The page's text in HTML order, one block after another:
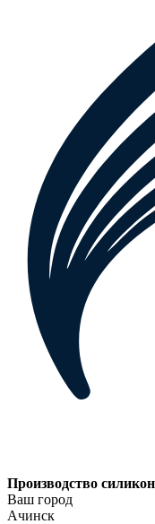
Производство
Ваш город
Ачинск